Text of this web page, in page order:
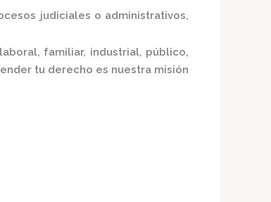
judiciales o administrativos,
familiar, industrial, público,
tu derecho es nuestra misión